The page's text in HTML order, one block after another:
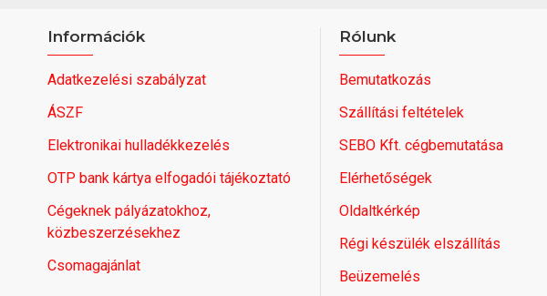
Információk
Adatkezelési szabályzat
ÁSZF
Elektronikai hulladékkezelés
OTP bank kártya elfogadói tájékoztató
Cégeknek pályázatokhoz,
közbeszerzésekhez
Csomagajánlat
Rólunk
Bemutatkozás
Szállítási feltételek
SEBO Kft. cégbemutatása
Elérhetőségek
Oldaltkérkép
Régi készülék elszállítás
Beüzemelés